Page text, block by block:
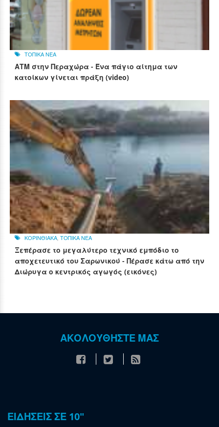
ΤΟΠΙΚΑ ΝΕΑ
ΑΤΜ στην Περαχώρα - Ένα πάγιο αίτημα των
κατοίκων γίνεται πράξη (video)
ΚΟΡΙΝΘΙΑΚΑ, ΤΟΠΙΚΑ ΝΕΑ
Ξεπέρασε το μεγαλύτερο τεχνικό εμπόδιο το
αποχετευτικό του Σαρωνικού - Πέρασε κάτω από την
Διώρυγα ο κεντρικός αγωγός (εικόνες)
ΑΚΟΛΟΥΘΗΣΤΕ ΜΑΣ
ΕΙΔΗΣΕΙΣ ΣΕ 10"